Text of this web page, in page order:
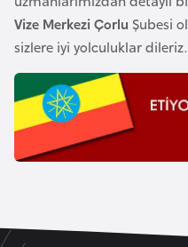
Vize Merkezi Çorlu Şubesi
sizlere iyi yolculuklar dileriz.
n
D
a
n
m
k